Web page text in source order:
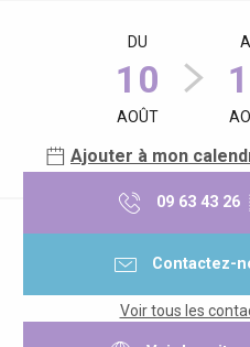
Ouverture et DU
10
AOÛT
Ajouter à mon
09 63 43 26
Contactez-
Voir tous les